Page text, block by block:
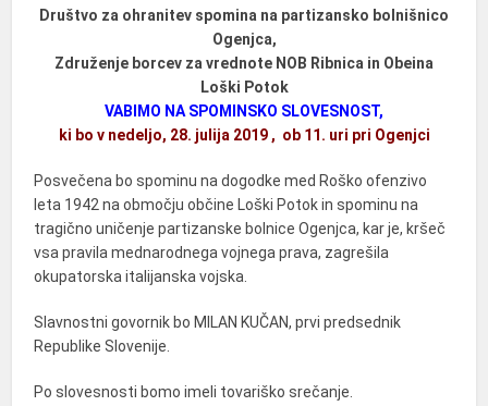
Društvo za ohranitev spomina na partizansko bolnišnico
Ogenjca,
Združenje borcev za vrednote NOB Ribnica in Obeina
Loški Potok
VABIMO NA SPOMINSKO SLOVESNOST,
ki bo v nedeljo, 28. julija 2019 , ob 11. uri pri Ogenjci
Posvečena bo spominu na dogodke med Roško ofenzivo
leta 1942 na območju občine Loški Potok in spominu na
tragično uničenje partizanske bolnice Ogenjca, kar je, kršeč
vsa pravila mednarodnega vojnega prava, zagrešila
okupatorska italijanska vojska.
Slavnostni govornik bo MILAN KUČAN, prvi predsednik
Republike Slovenije.
Po slovesnosti bomo imeli tovariško srečanje.